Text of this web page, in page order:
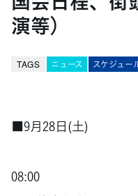
演等）
TAGS ニュース スケジュー
■9月28日(土)
08:00